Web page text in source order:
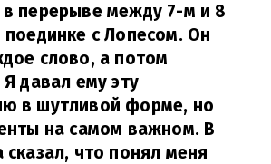
перерыве между 7-м и 8
поединке с Лопесом. Он
слово, а потом
давал ему эту
в шутливой форме, но
на самом важном. В
что понял меня